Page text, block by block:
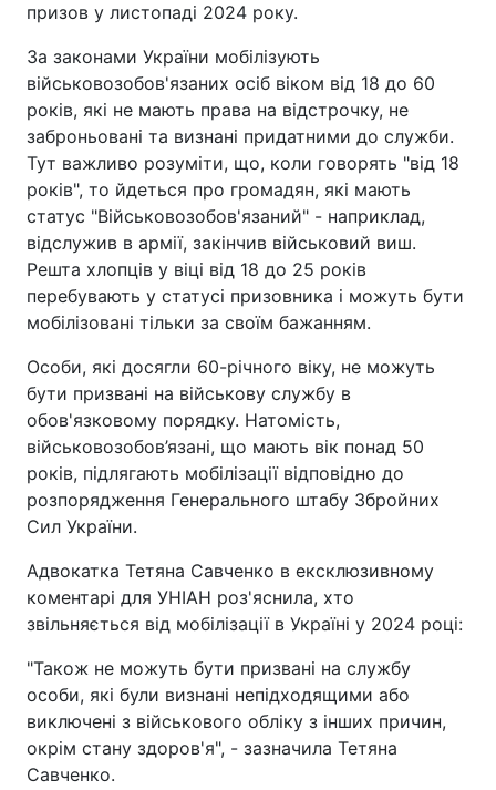
призов у листопаді 2024 року.
За законами України мобілізують
військовозобов'язаних осіб віком від 18 до 60
років, які не мають права на відстрочку, не
заброньовані та визнані придатними до служби.
Тут важливо розуміти, що, коли говорять "від 18
років", то йдеться про громадян, які мають
статус "Військовозобов'язаний" - наприклад,
відслужив в армії, закінчив військовий виш.
Решта хлопців у віці від 18 до 25 років
перебувають у статусі призовника і можуть бути
мобілізовані тільки за своїм бажанням.
Особи, які досягли 60-річного віку, не можуть
бути призвані на військову службу в
обов'язковому порядку. Натомість,
військовозобов’язані, що мають вік понад 50
років, підлягають мобілізації відповідно до
розпорядження Генерального штабу Збройних
Сил України.
Адвокатка Тетяна Савченко в ексклюзивному
коментарі для УНІАН роз'яснила, хто
звільняється від мобілізації в Україні у 2024 році:
"Також не можуть бути призвані на службу
особи, які були визнані непідходящими або
виключені з військового обліку з інших причин,
окрім стану здоров'я", - зазначила Тетяна
Савченко.